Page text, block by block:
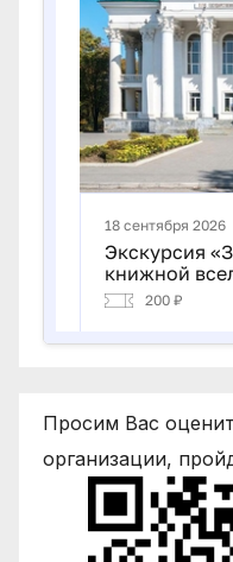
Просим Вас
организации,